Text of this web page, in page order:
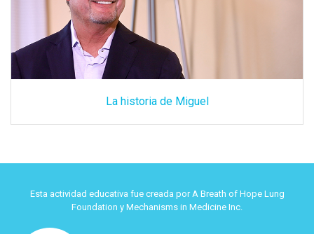
La historia de Miguel
Esta actividad educativa fue creada por A Breath of Hope Lung
Foundation y Mechanisms in Medicine Inc.